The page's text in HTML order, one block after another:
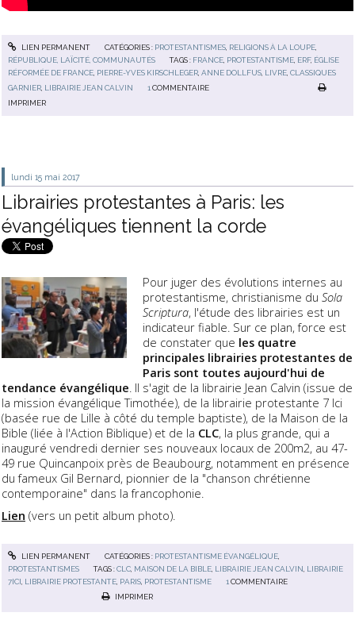
LIEN PERMANENT CATÉGORIES : PROTESTANTISMES, RELIGIONS À LA LOUPE,
RÉPUBLIQUE, LAÏCITÉ, COMMUNAUTÉS
TAGS : FRANCE PROTESTANTISME ERF, ÉGLISE
RÉFORMÉE DE FRANCE PIERRE-YVES KIRSCHLEGER ,ANNE DOLLFUS LIVRE ,CLASSIQUES
GARNIER LIBRAIRIE JEAN CALVIN 1 COMMENTAIRE
IMPRIMER
lundi 15 mai 2017
Librairies protestantes à Paris: les
évangéliques tiennent la corde
Pour juger des évolutions internes au
protestantisme, christianisme duSola
Scriptura, l'étude des librairies est un
indicateur fiable. Sur ce plan, force est
de constater que les quatre
principales librairies protestantes de
Paris sont toutes aujourd'hui de
tendance évangélique. Il s'agit de la librairie Jean Calvin (issue de
la mission évangélique Timothée), de la librairie protestante 7 Ici
(basée rue de Lille à côté du temple baptiste), de la Maison de la
Bible (liée à l'Action Biblique) et de la CLC, la plus grande, qui a
inauguré vendredi dernier ses nouveaux locaux de 200m2, au 47-
49 rue Quincanpoix près de Beaubourg, notamment en présence
du fameux Gil Bernard, pionnier de la "chanson chrétienne
contemporaine" dans la francophonie.
Lien (vers un petit album photo).
LIEN PERMANENT CATÉGORIES : PROTESTANTISME ÉVANGÉLIQUE,
PROTESTANTISMES
TAGS :CLC MAISON DE LA BIBLE LIBRAIRIE JEAN CALVIN LIBRAIRIE
7ICI LIBRAIRIE PROTESTANTE PARIS PROTESTANTISME 1 COMMENTAIRE
IMPRIMER